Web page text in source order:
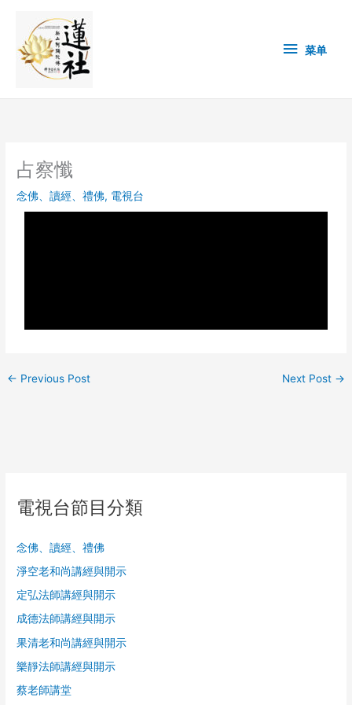
content
单 菜单
占察懺
念佛、讀經、禮佛, 電視台
← Previous Post Next Post →
電視台節目分類
念佛、讀經、禮佛
淨空老和尚講經與開示
定弘法師講經與開示
成德法師講經與開示
果清老和尚講經與開示
樂靜法師講經與開示
蔡老師講堂